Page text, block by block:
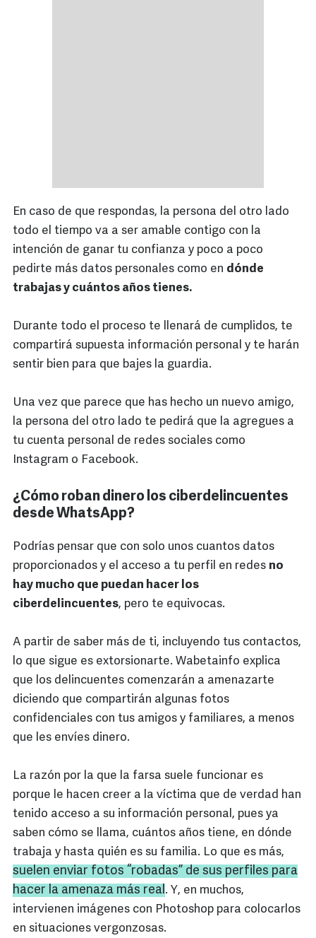
En caso de que respondas, la persona del otro lado
todo el tiempo va a ser amable contigo con la
intención de ganar tu confianza y poco a poco
pedirte más datos personales como en dónde
trabajas y cuántos años tienes.
Durante todo el proceso te llenará de cumplidos, te
compartirá supuesta información personal y te harán
sentir bien para que bajes la guardia.
Una vez que parece que has hecho un nuevo amigo,
la persona del otro lado te pedirá que la agregues a
tu cuenta personal de redes sociales como
Instagram o Facebook.
¿Cómo roban dinero los ciberdelincuentes
desde WhatsApp?
Podrías pensar que con solo unos cuantos datos
proporcionados y el acceso a tu perfil en redes no
hay mucho que puedan hacer los
ciberdelincuentes, pero te equivocas.
A partir de saber más de ti, incluyendo tus contactos,
lo que sigue es extorsionarte. Wabetainfo explica
que los delincuentes comenzarán a amenazarte
diciendo que compartirán algunas fotos
confidenciales con tus amigos y familiares, a menos
que les envíes dinero.
La razón por la que la farsa suele funcionar es
porque le hacen creer a la víctima que de verdad han
tenido acceso a su información personal, pues ya
saben cómo se llama, cuántos años tiene, en dónde
trabaja y hasta quién es su familia. Lo que es más,
suelen enviar fotos “robadas” de sus perfiles para
hacer la amenaza más real. Y, en muchos,
intervienen imágenes con Photoshop para colocarlos
en situaciones vergonzosas.